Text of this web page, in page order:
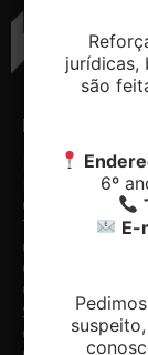
ENDEREÇO
Gonçalves,
1200, 5º e
6º andar -
Centro.
Caxias do
Sul/RS
CEP:
jurídicas,
são
6º
E-